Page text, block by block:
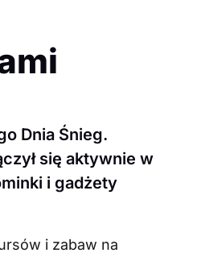
Dnia Śnieg.
się aktywnie w
i gadżety
i zabaw na